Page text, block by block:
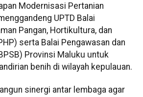
Modernisasi Pertanian
UPTD Balai
Pangan, Hortikultura, dan
serta Balai Pengawasan dan
Provinsi Maluku untuk
benih di wilayah kepulauan.
sinergi antar lembaga agar